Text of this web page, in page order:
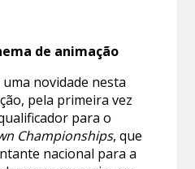
de animação
novidade nesta
pela primeira vez
para o
Championships, que
nacional para a